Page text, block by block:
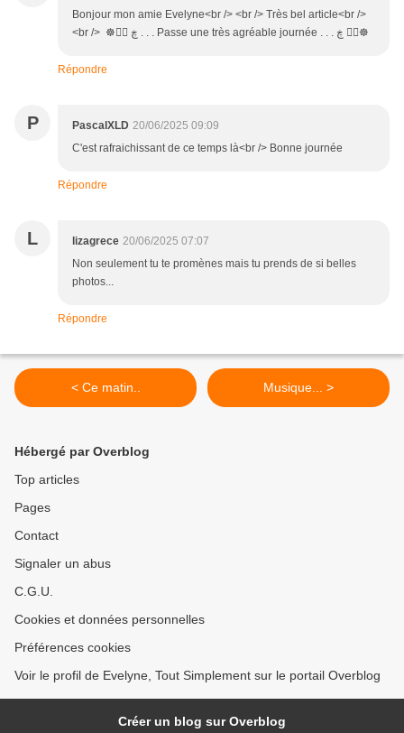
Bonjour mon amie Evelyne<br /> <br /> Très bel article<br />
<br /> ☸ڿ ڰۣ . . . Passe une très agréable journée . . . ڰۣ ڿ☸
Répondre
P PascalXLD 20/06/2025 09:09
C'est rafraichissant de ce temps là<br /> Bonne journée
Répondre
L lizagrece 20/06/2025 07:07
Non seulement tu te promènes mais tu prends de si belles
photos...
Répondre
< Ce matin.. Musique... >
Hébergé par Overblog
Top articles
Pages
Contact
Signaler un abus
C.G.U.
Cookies et données personnelles
Préférences cookies
Voir le profil de Evelyne, Tout Simplement sur le portail Overblog
Créer un blog sur Overblog